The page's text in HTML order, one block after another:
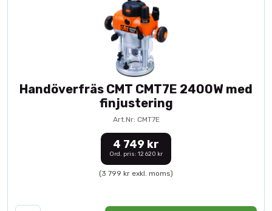
Handöverfräs CMT CMT7E 2400W med
finjustering
Art.Nr: CMT7E
4 749 kr
Ord. pris: 12 620 kr
(3 799 kr exkl. moms)